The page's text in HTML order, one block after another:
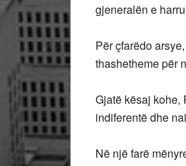
gjeneralën e
Për çfarëdo
thashetheme për
Gjatë kësaj kohe,
indiferentë dhe
Në një farë